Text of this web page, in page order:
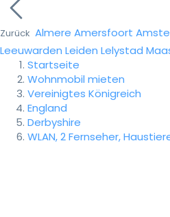
Zurück Almere Amersfoort
Leeuwarden Leiden Lelystad
Startseite
Wohnmobil mieten
Vereinigtes Königreich
England
Derbyshire
WLAN, 2 Fernseher,